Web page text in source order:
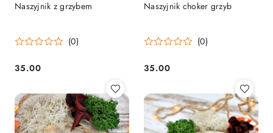
Naszyjnik z grzybem
(0)
Cena:
35.00
Naszyjnik choker grzyb
(0)
Cena:
35.00